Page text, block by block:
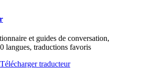
et guides de conversation,
langues, traductions favoris